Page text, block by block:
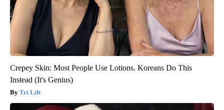
Crepey Skin: Most People Use Lotions. Koreans Do This
Instead (It's Genius)
Tri Lift